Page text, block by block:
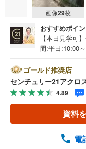
画像29枚
おすすめポイン
【本日見学可
間:平日:10:00
かで静かな住
良好です。建
ロスグループ
年連続No.1（
尼崎・伊丹・
は当店にお任
越しも大歓迎
ゴールド推奨店
センチュリー21アクロ
4.89
資料
電